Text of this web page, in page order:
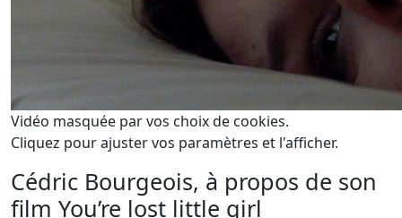
Vidéo masquée par vos choix de cookies.
Cliquez pour ajuster vos paramètres et l'afficher.
Cédric Bourgeois, à propos de son
film You’re lost little girl